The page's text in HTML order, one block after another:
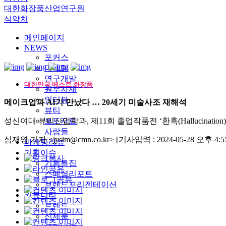
대한화장품산업연구원
식약처
메인페이지
NEWS
포커스
마케팅
연구개발
원부자재
인터뷰
뷰티
보도자료
사람들
마케팅리뷰
기획이슈
기획특집
스페셜리포트
브랜드프리젠테이션
커뮤니티
트렌드
신제품
대한민국 베스트 화장품
메이크업과 AI가 만났다 … 20세기 미술사조 재해석
성신여대 뷰티산업학과, 제11회 졸업작품전 ‘환혹
심재영 기자 <jysim@cmn.co.kr> [기사입력 : 2024-05-28 오후